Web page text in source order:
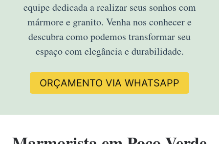
equipe dedicada a realizar seus sonhos com
mármore e granito. Venha nos conhecer e
descubra como podemos transformar seu
espaço com elegância e durabilidade.
ORÇAMENTO VIA WHATSAPP